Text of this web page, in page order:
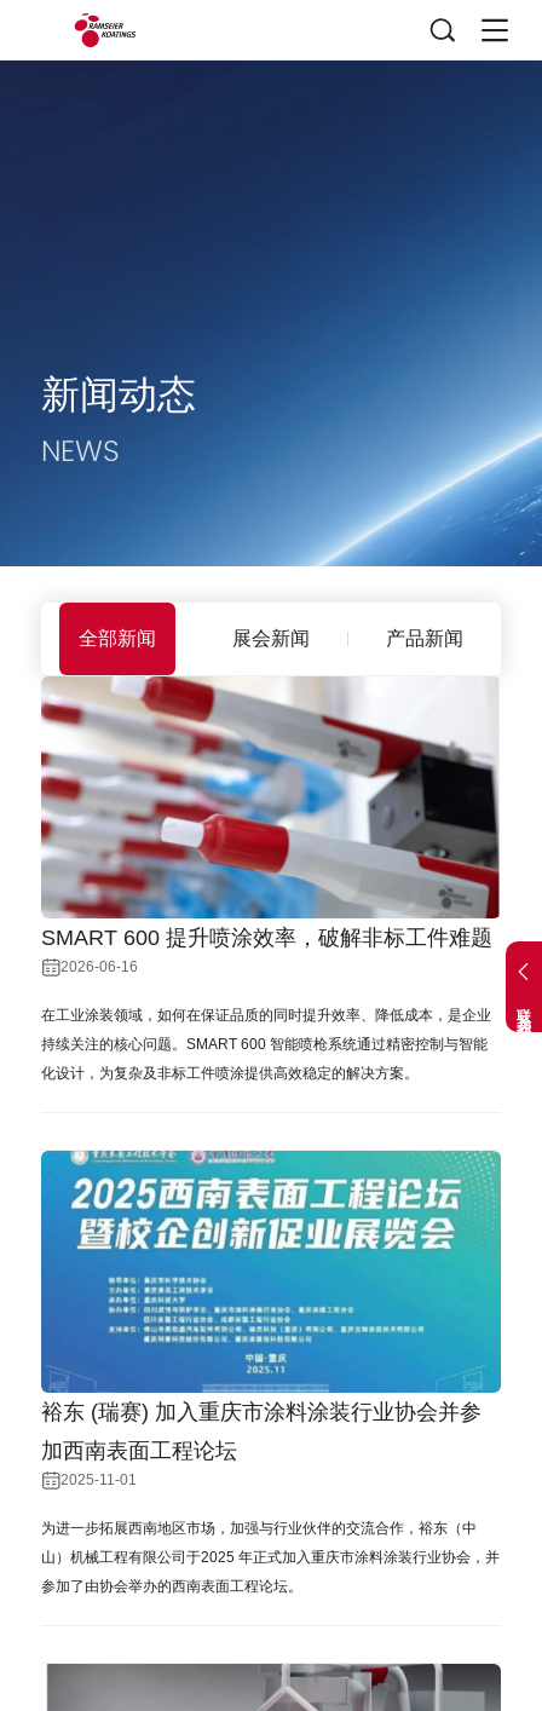
联系我们
新闻动态
NEWS
全部新闻 展会新闻 产品新闻
SMART 600 提升喷涂效率，破解非标工件难题
2026-06-16
在工业涂装领域，如何在保证品质的同时提升效率、降低成本，是企业
持续关注的核心问题。SMART 600 智能喷枪系统通过精密控制与智能
化设计，为复杂及非标工件喷涂提供高效稳定的解决方案。
裕东 (瑞赛) 加入重庆市涂料涂装行业协会并参
加西南表面工程论坛
2025-11-01
为进⼀步拓展西南地区市场，加强与⾏业伙伴的交流合作，裕东（中
⼭）机械⼯程有限公司于2025 年正式加⼊重庆市涂料涂装⾏业协会，并
参加了由协会举办的西南表⾯⼯程论坛。